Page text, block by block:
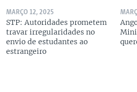
MARÇO 12, 2025
STP: Autoridades prometem
travar irregularidades no
envio de estudantes ao
estrangeiro